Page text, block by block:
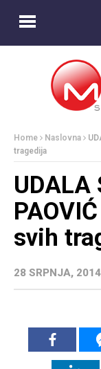
Home Naslovna
tragedija
UDALA
svih
28 SRPNJA, 2014